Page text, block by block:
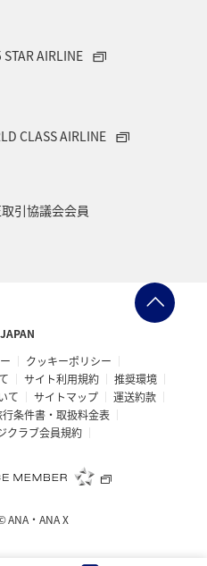
STAR AIRLINE
CLASS AIRLINE
引協議会会員
JAPAN
クッキーポリシー
サイト利用規約
推奨環境
て
サイトマップ
運送約款
条件書・取扱料金表
クラブ会員規約
ANA・ANA X